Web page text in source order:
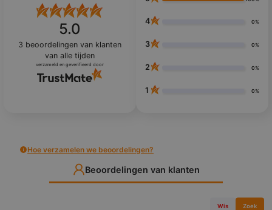
5.0
3 beoordelingen van klanten
van alle tijden
verzameld en geverifieerd door
4 0%
3 0%
2 0%
1 0%
Hoe verzamelen we beoordelingen?
Beoordelingen van klanten
Wis Zoek